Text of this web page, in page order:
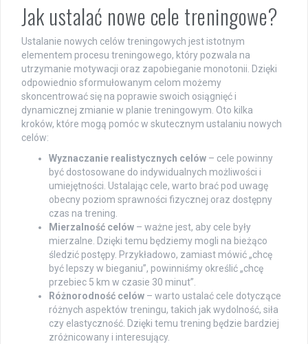
Jak ustalać nowe cele treningowe?
Ustalanie nowych celów treningowych jest istotnym
elementem procesu treningowego, który pozwala na
utrzymanie motywacji oraz zapobieganie monotonii. Dzięki
odpowiednio sformułowanym celom możemy
skoncentrować się na poprawie swoich osiągnięć i
dynamicznej zmianie w planie treningowym. Oto kilka
kroków, które mogą pomóc w skutecznym ustalaniu nowych
celów:
Wyznaczanie realistycznych celów – cele powinny
być dostosowane do indywidualnych możliwości i
umiejętności. Ustalając cele, warto brać pod uwagę
obecny poziom sprawności fizycznej oraz dostępny
czas na trening.
Mierzalność celów – ważne jest, aby cele były
mierzalne. Dzięki temu będziemy mogli na bieżąco
śledzić postępy. Przykładowo, zamiast mówić „chcę
być lepszy w bieganiu”, powinniśmy określić „chcę
przebiec 5 km w czasie 30 minut”.
Różnorodność celów – warto ustalać cele dotyczące
różnych aspektów treningu, takich jak wydolność, siła
czy elastyczność. Dzięki temu trening będzie bardziej
zróżnicowany i interesujący.